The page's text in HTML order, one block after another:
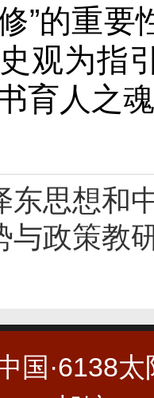
修”的重
观为指
育人之
东思想和
与政策教
国·6138